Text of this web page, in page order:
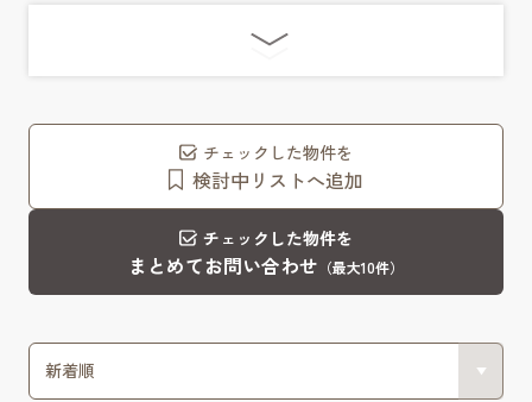
チェックした物件を
検討中リストへ追加
チェックした物件を
まとめてお問い合わせ （最大10件）